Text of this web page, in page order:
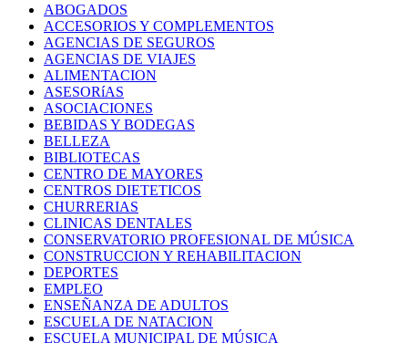
ABOGADOS
ACCESORIOS Y COMPLEMENTOS
AGENCIAS DE SEGUROS
AGENCIAS DE VIAJES
ALIMENTACION
ASESORíAS
ASOCIACIONES
BEBIDAS Y BODEGAS
BELLEZA
BIBLIOTECAS
CENTRO DE MAYORES
CENTROS DIETETICOS
CHURRERIAS
CLINICAS DENTALES
CONSERVATORIO PROFESIONAL DE MÚSICA
CONSTRUCCION Y REHABILITACION
DEPORTES
EMPLEO
ENSEÑANZA DE ADULTOS
ESCUELA DE NATACION
ESCUELA MUNICIPAL DE MÚSICA